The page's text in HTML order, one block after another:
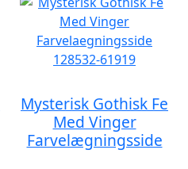
Mysterisk Gothisk Fe
Med Vinger
Farvelægningsside